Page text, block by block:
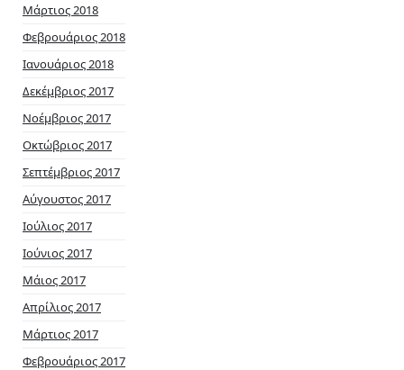
Μάρτιος 2018
Φεβρουάριος 2018
Ιανουάριος 2018
Δεκέμβριος 2017
Νοέμβριος 2017
Οκτώβριος 2017
Σεπτέμβριος 2017
Αύγουστος 2017
Ιούλιος 2017
Ιούνιος 2017
Μάιος 2017
Απρίλιος 2017
Μάρτιος 2017
Φεβρουάριος 2017